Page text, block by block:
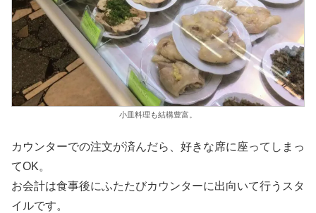
小皿料理も結構豊富。
カウンターでの注文が済んだら、好きな席に座ってしまっ
てOK。
お会計は食事後にふたたびカウンターに出向いて行うスタ
イルです。